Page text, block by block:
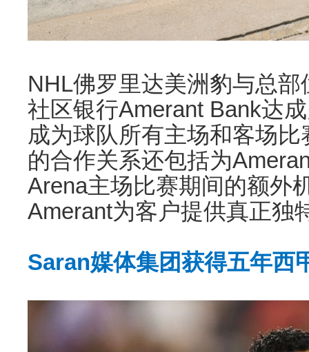
NHL佛罗里达美洲豹与总
社区银行Amerant Bank达
成为球队所有主场和客场
的合作关系还包括为
Arena主场比赛期间的额外
Amerant为客户提供真正独
Saran媒体集团获得五年西